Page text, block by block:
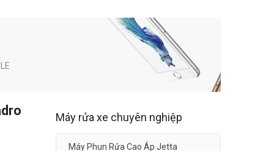
Máy rửa xe chuyên nghiệp
Máy Phun Rửa Cao Áp Jetta